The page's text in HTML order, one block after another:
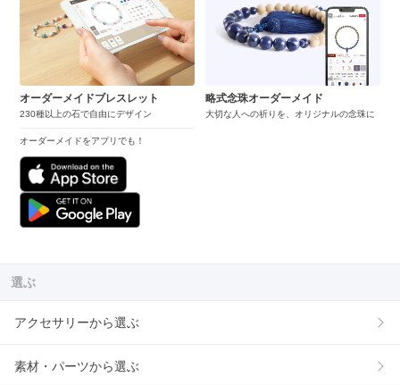
オーダーメイドブレスレット
230種以上の石で自由にデザイン
オーダーメイドをアプリでも！
略式念珠オーダーメイド
大切な人への祈りを、オリジナルの念珠に
選ぶ
アクセサリーから選ぶ
素材・パーツから選ぶ